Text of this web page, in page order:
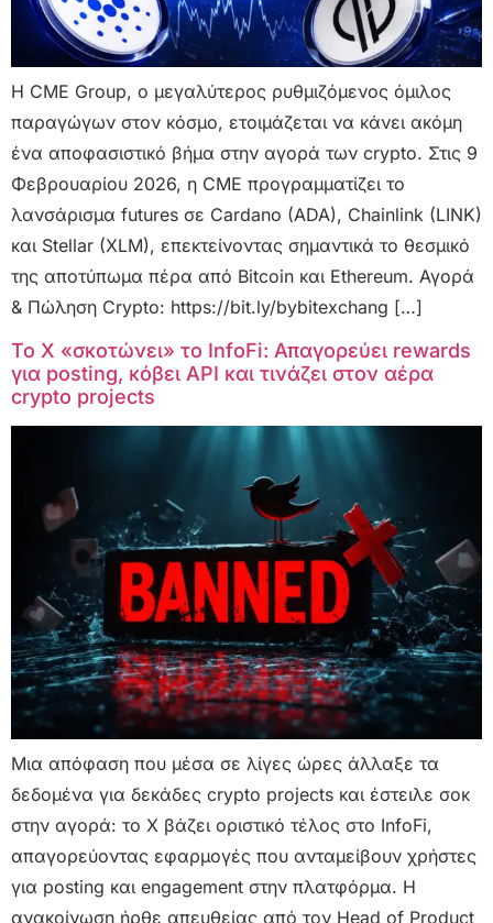
Η CME Group, ο μεγαλύτερος ρυθμιζόμενος όμιλος
παραγώγων στον κόσμο, ετοιμάζεται να κάνει ακόμη
ένα αποφασιστικό βήμα στην αγορά των crypto. Στις 9
Φεβρουαρίου 2026, η CME προγραμματίζει το
λανσάρισμα futures σε Cardano (ADA), Chainlink (LINK)
και Stellar (XLM), επεκτείνοντας σημαντικά το θεσμικό
της αποτύπωμα πέρα από Bitcoin και Ethereum. Αγορά
& Πώληση Crypto: https://bit.ly/bybitexchang […]
Το X «σκοτώνει» το InfoFi: Απαγορεύει rewards
για posting, κόβει API και τινάζει στον αέρα
crypto projects
Μια απόφαση που μέσα σε λίγες ώρες άλλαξε τα
δεδομένα για δεκάδες crypto projects και έστειλε σοκ
στην αγορά: το X βάζει οριστικό τέλος στο InfoFi,
απαγορεύοντας εφαρμογές που ανταμείβουν χρήστες
για posting και engagement στην πλατφόρμα. Η
ανακοίνωση ήρθε απευθείας από τον Head of Product